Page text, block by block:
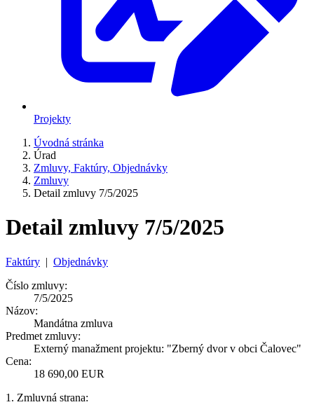
Projekty
Úvodná stránka
Úrad
Zmluvy, Faktúry, Objednávky
Zmluvy
Detail zmluvy 7/5/2025
Detail zmluvy 7/5/2025
Faktúry | Objednávky
Číslo zmluvy:
7/5/2025
Názov:
Mandátna zmluva
Predmet zmluvy:
Externý manažment projektu: "Zberný dvor v obci Čalovec"
Cena:
18 690,00 EUR
1. Zmluvná strana: